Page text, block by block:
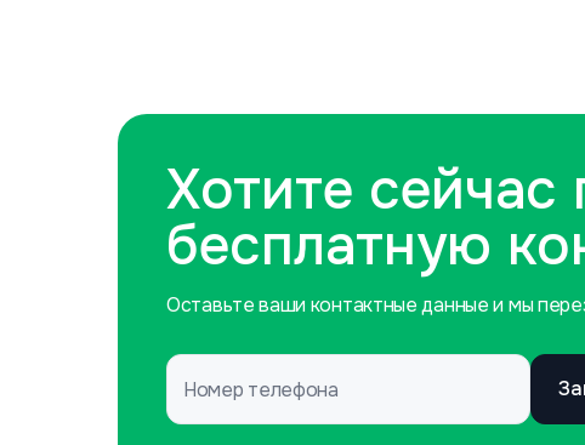
Хотите сейчас
бесплатную
Оставьте ваши контактные данные и мы
Номер телефона